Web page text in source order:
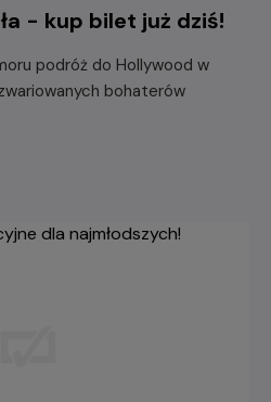
- kup bilet już dziś!
podróż do Hollywood w
bohaterów